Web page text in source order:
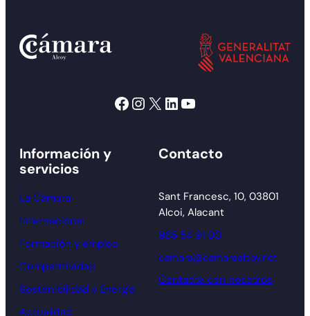
Facebook Instagram X LinkedIn YouTube
Información y
servicios
La Cámara
Internacional
Formación y empleo
Competitividad
Sostenibilidad y Energía
Actualidad
Contacto
Sant Francesc, 10, 03801
Alcoi, Alacant
965 54 91 00
camara@camaraalcoy.net
Contacta con nosotros